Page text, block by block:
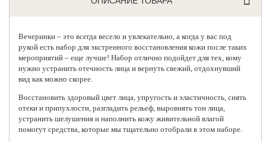
Вечеринки – это всегда весело и увлекательно, а когда у вас под
рукой есть набор для экстренного восстановления кожи после таких
мероприятий – еще лучше! Набор отлично подойдет для тех, кому
нужно устранить отечность лица и вернуть свежий, отдохнувший
вид как можно скорее.
Восстановить здоровый цвет лица, упругость и эластичность, снять
отеки и припухлости, разгладить рельеф, выровнять тон лица,
устранить шелушения и наполнить кожу живительной влагой
помогут средства, которые мы тщательно отобрали в этом наборе.